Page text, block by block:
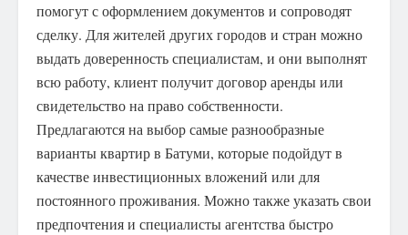
помогут с оформлением документов и сопроводят
сделку. Для жителей других городов и стран можно
выдать доверенность специалистам, и они выполнят
всю работу, клиент получит договор аренды или
свидетельство на право собственности.
Предлагаются на выбор самые разнообразные
варианты квартир в Батуми, которые подойдут в
качестве инвестиционных вложений или для
постоянного проживания. Можно также указать свои
предпочтения и специалисты агентства быстро